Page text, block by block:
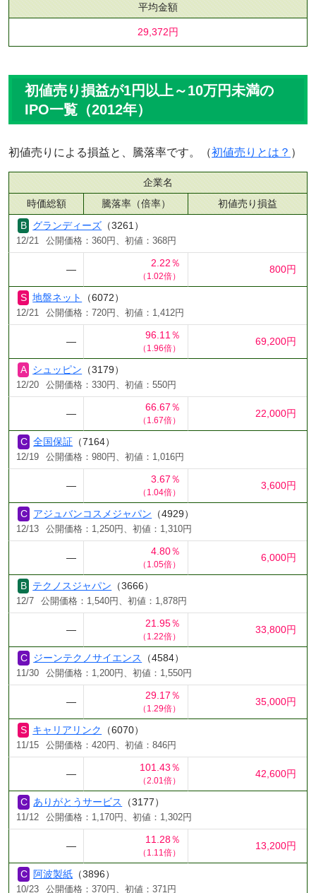
平均金額
29,372円
初値売り損益が1円以上～10万円未満の
IPO一覧（2012年）
初値売りによる損益と、騰落率です。（初値売りとは？ ）
企業名
時価総額
騰落率（倍率）
初値売り損益
グランディーズ （3261）
12/21 公開価格：360円、初値：368円
―
2.22％
（1.02倍）
800円
地盤ネット （6072）
12/21 公開価格：720円、初値：1,412円
―
96.11％
（1.96倍）
69,200円
シュッピン （3179）
12/20 公開価格：330円、初値：550円
―
66.67％
（1.67倍）
22,000円
全国保証 （7164）
12/19 公開価格：980円、初値：1,016円
―
3.67％
（1.04倍）
3,600円
アジュバンコスメジャパン （4929）
12/13 公開価格：1,250円、初値：1,310円
―
4.80％
（1.05倍）
6,000円
テクノスジャパン （3666）
12/7 公開価格：1,540円、初値：1,878円
―
21.95％
（1.22倍）
33,800円
ジーンテクノサイエンス （4584）
11/30 公開価格：1,200円、初値：1,550円
―
29.17％
（1.29倍）
35,000円
キャリアリンク （6070）
11/15 公開価格：420円、初値：846円
―
101.43％
（2.01倍）
42,600円
ありがとうサービス （3177）
11/12 公開価格：1,170円、初値：1,302円
―
11.28％
（1.11倍）
13,200円
阿波製紙 （3896）
10/23 公開価格：370円、初値：371円